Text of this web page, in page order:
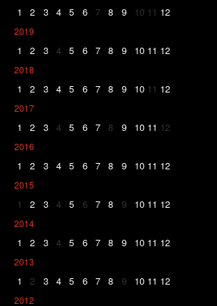
1 2 3 4 5 6 7 8 9 10 11 12
2019
1 2 3 4 5 6 7 8 9 10 11 12
2018
1 2 3 4 5 6 7 8 9 10 11 12
2017
1 2 3 4 5 6 7 8 9 10 11 12
2016
1 2 3 4 5 6 7 8 9 10 11 12
2015
1 2 3 4 5 6 7 8 9 10 11 12
2014
1 2 3 4 5 6 7 8 9 10 11 12
2013
1 2 3 4 5 6 7 8 9 10 11 12
2012